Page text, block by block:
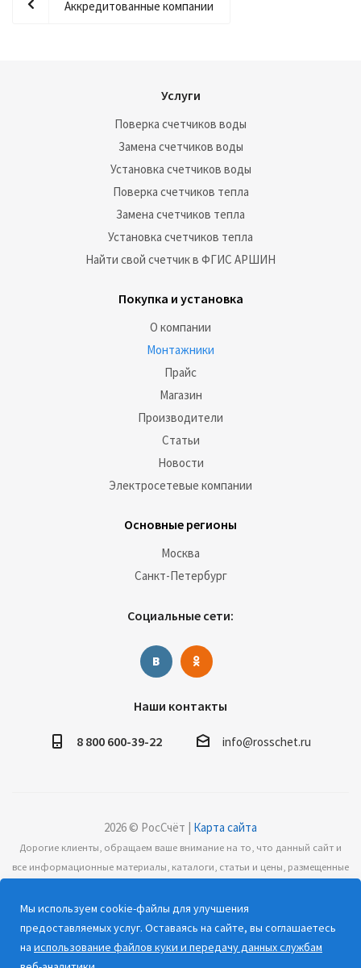
Аккредитованные компании
Услуги
Поверка счетчиков воды
Замена счетчиков воды
Установка счетчиков воды
Поверка счетчиков тепла
Замена счетчиков тепла
Установка счетчиков тепла
Найти свой счетчик в ФГИС АРШИН
Покупка и установка
О компании
Монтажники
Прайс
Магазин
Производители
Статьи
Новости
Электросетевые компании
Основные регионы
Москва
Санкт-Петербург
Социальные сети:
Наши контакты
8 800 600-39-22 info@rosschet.ru
2026 © РосСчёт | Карта сайта
Дорогие клиенты, обращаем ваше внимание на то, что данный сайт и
все информационные материалы, каталоги, статьи и цены, размещенные
являются публичной офертой, определяемой положениями Статьи 437
(2) Гражданского кодекса РФ.
Мы используем cookie-файлы для улучшения
предоставляемых услуг. Оставаясь на сайте, вы соглашаетесь
на использование файлов куки и передачу данных службам